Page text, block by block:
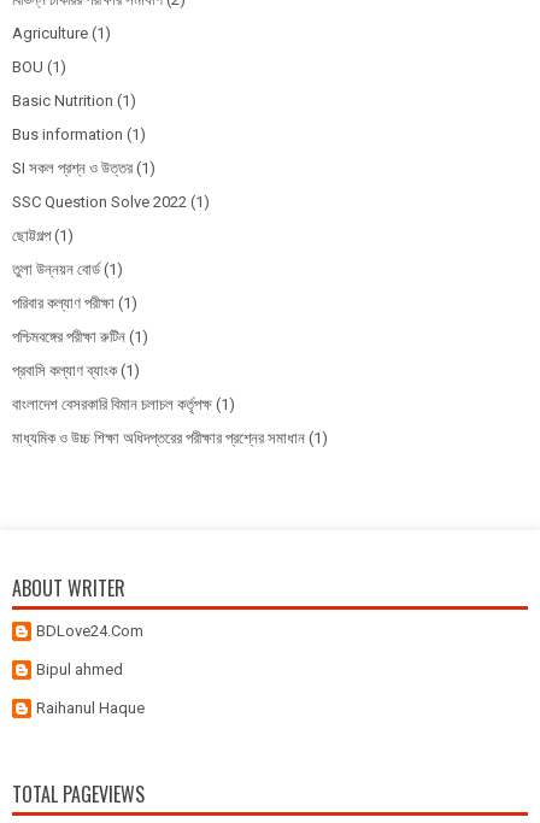
Agriculture (1)
BOU (1)
Basic Nutrition (1)
Bus information (1)
SI সকল প্রশ্ন ও উত্তর (1)
SSC Question Solve 2022 (1)
ছোট্টগল্প (1)
তুলা উন্নয়ন বোর্ড (1)
পরিবার কল্যাণ পরীক্ষা (1)
পশ্চিমবঙ্গের পরীক্ষা রুটিন (1)
প্রবাসি কল্যাণ ব্যাংক (1)
বাংলাদেশ বেসরকারি বিমান চলাচল কর্তৃপক্ষ (1)
মাধ্যমিক ও উচ্চ শিক্ষা অধিদপ্তরের পরীক্ষার প্রশ্নের সমাধান (1)
ABOUT WRITER
BDLove24.Com
Bipul ahmed
Raihanul Haque
TOTAL PAGEVIEWS